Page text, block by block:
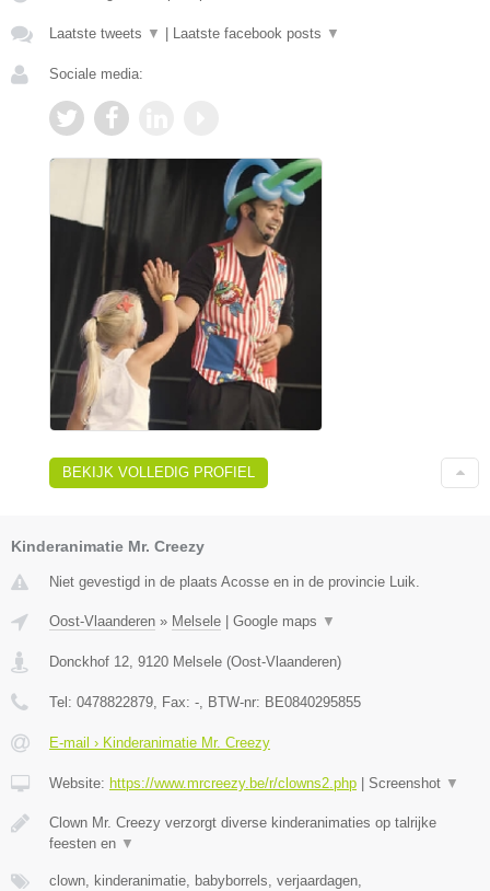
Laatste tweets ▼ Laatste facebook posts ▼
Sociale media:
BEKIJK VOLLEDIG PROFIEL
Kinderanimatie Mr. Creezy
Niet gevestigd in de plaats Acosse en in de provincie Luik.
Oost-Vlaanderen » Melsele Google maps ▼
Donckhof 12, 9120 Melsele (Oost-Vlaanderen)
Tel: 0478822879, Fax: -, BTW-nr: BE0840295855
E-mail › Kinderanimatie Mr. Creezy
Website: https://www.mrcreezy.be/r/clowns2.php Screenshot ▼
Clown Mr. Creezy verzorgt diverse kinderanimaties op talrijke
feesten en ▼
clown, kinderanimatie, babyborrels, verjaardagen,